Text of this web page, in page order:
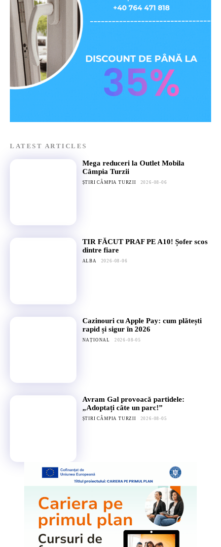
LATEST ARTICLES
Mega reduceri la Outlet Mobila
Câmpia Turzii
ȘTIRI CÂMPIA TURZII 2026-08-06
TIR FĂCUT PRAF PE A10! Șofer scos
dintre fiare
ALBA 2026-08-06
Cazinouri cu Apple Pay: cum plătești
rapid și sigur în 2026
NAȚIONAL 2026-08-05
Avram Gal provoacă partidele:
„Adoptați câte un parc!”
ȘTIRI CÂMPIA TURZII 2026-08-05